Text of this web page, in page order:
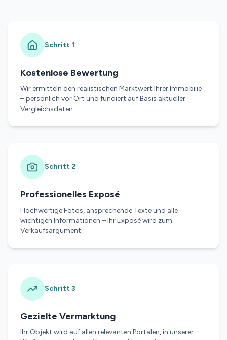
Schritt 1
Kostenlose Bewertung
Wir ermitteln den realistischen Marktwert Ihrer Immobilie
– persönlich vor Ort und fundiert auf Basis aktueller
Vergleichsdaten.
Schritt2
Professionelles Exposé
Hochwertige Fotos, ansprechende Texte und alle
wichtigen Informationen – Ihr Exposé wird zum
Verkaufsargument.
Schritt3
Gezielte Vermarktung
Ihr Objekt wird auf allen relevanten Portalen, in unserer